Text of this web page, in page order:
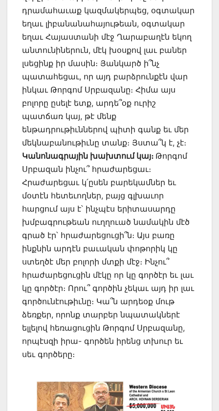
դրամահաւաք կազմակերպեց, օգտակար
եղաւ լիբանանահայութեան, օգտակար
եղաւ Հայաստանի մէջ Ղարաբաղէն եկող
անտունիներուն, մէկ խօսքով լաւ բաներ
լսեցինք իր մասին։ Յանկարծ ի՞նչ
պատահեցաւ, որ այդ բարձրունքէն վար
ինկաւ Թորգոմ Սրբազանը։ Հիմա այս
բոլորը ըսելէ ետք, արդե՞օք ուրիշ
պատճառ կայ, թէ մենք
ենթադրութիւններով պիտի գանք եւ մեր
մեկնաբանութիւնը տանք։ Յստա՞կ է, չէ։
Կանոնագրային խախտում կայ։ Թորգոմ
Սրբազան ինչու՞ հրաժարեցաւ։
Հրաժարեցաւ կ՛ըսեն բարեկամներ եւ
մօտէն հետեւողներ, բայց գլխաւոր
հարցում այս է՝ ինչպէս երիտասարդը
խմբագրութեան ուղղուած նամակին մէծ
գրած էր՝ հրաժարեցուցի՞ն։ Այս բառը
ինքնին արդէն բաւական փոթորիկ կը
ստեղծէ մեր բոլորի մտքի մէջ։ Ինչու՞
հրաժարեցուցին մէկը որ կը գործէր եւ լաւ
կը գործէր։ Որու՞ գործին չեկաւ այդ իր լաւ
գործունէութիւնը։ Կա՞ն արդեօք մութ
ձեռքեր, որոնք տարբեր նպատակներէ
ելլելով հեռացուցին Թորգոմ Սրբազանը,
որպէսզի իրա- գործեն իրենց տխուր եւ
սեւ գործերը։